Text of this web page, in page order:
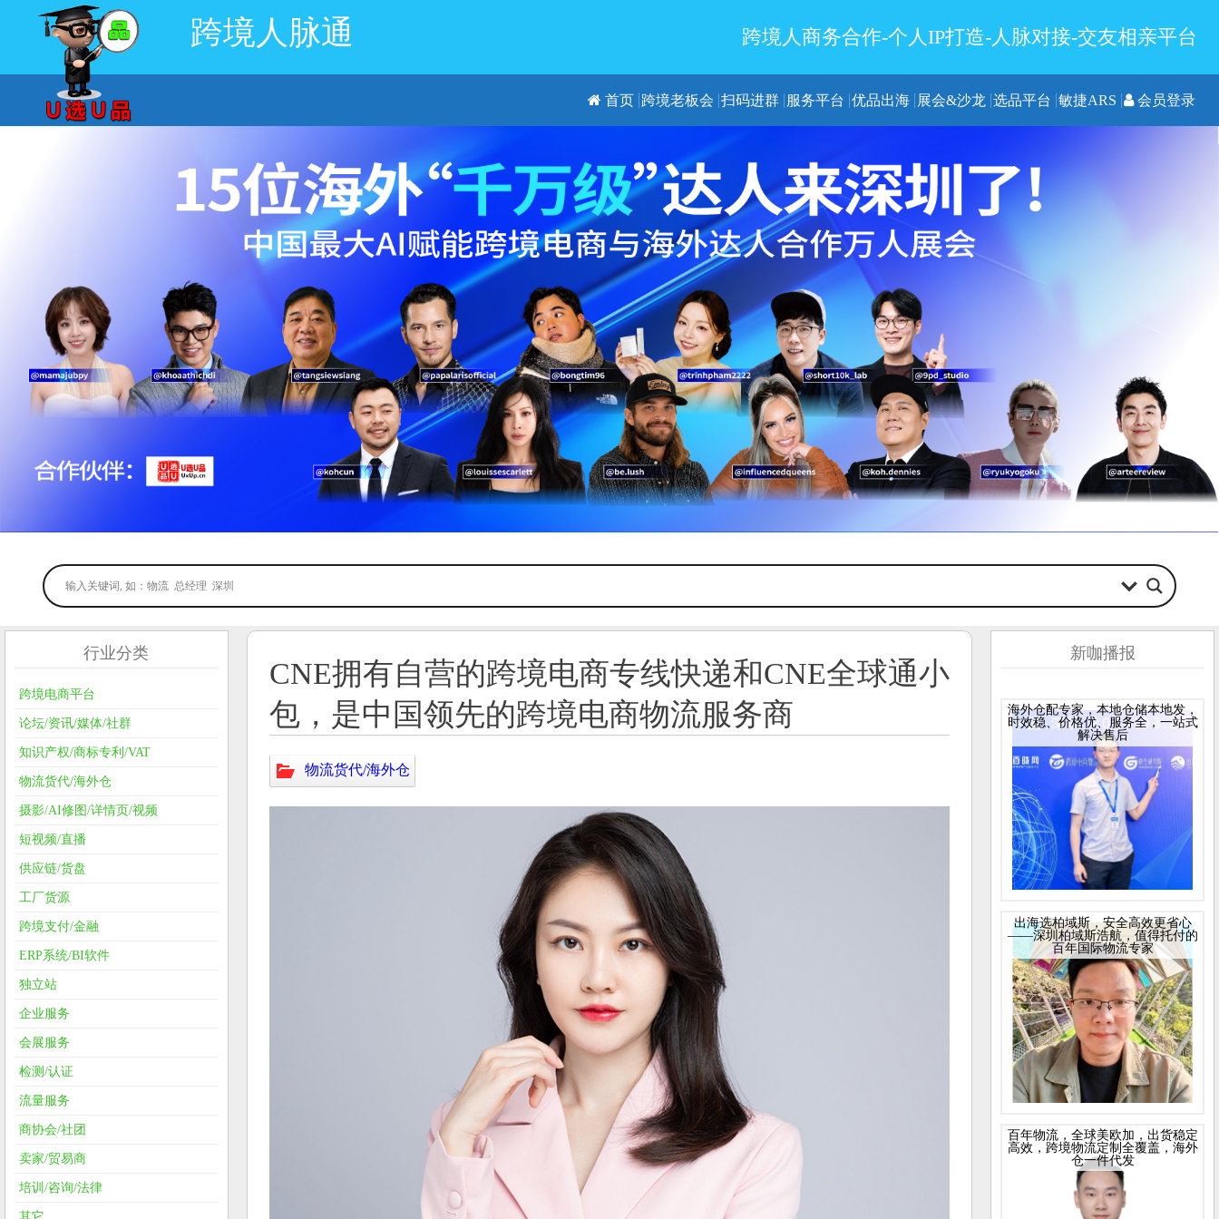
跨境人脉通 跨境人商务合作-个人IP打造-人脉对接-交友相亲平台
首页 跨境老板会 扫码进群 服务平台 优品出海 展会&沙龙 选品平台 敏捷ARS 会员登录
CNE拥有自营的跨境电商专线快递和CNE全球通小
包，是中国领先的跨境电商物流服务商
物流货代/海外仓
行业分类
跨境电商平台
论坛/资讯/媒体/社群
知识产权/商标专利/VAT
物流货代/海外仓
摄影/AI修图/详情页/视频
短视频/直播
供应链/货盘
工厂货源
跨境支付/金融
ERP系统/BI软件
独立站
企业服务
会展服务
检测/认证
流量服务
商协会/社团
卖家/贸易商
培训/咨询/法律
新咖播报
海外仓配专家，本地仓储本地发，
时效稳、价格优、服务全，一站式
解决售后
出海选柏域斯，安全高效更省心
——深圳柏域斯浩航，值得托付的
百年国际物流专家
百年物流，全球美欧加，出货稳定
高效，跨境物流定制全覆盖，海外
仓一件代发